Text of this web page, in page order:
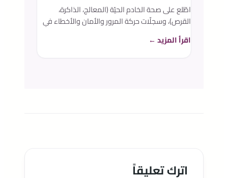
اطّلع على صحة الخادم الحيّة (المعالج، الذاكرة،
القرص)، وسجلّات حركة المرور والأمان والأخطاء في
الوقت الفعلي، واشترك في ملخّص دوري عبر البريد
— لتعرف دائمًا حال موقعك.
اقرأ المزيد ←
اترك تعليقاً